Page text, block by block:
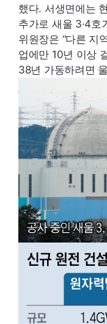
했다. 서생면에는
추가로 새울 3·4호
위원장은 “다른 지
업에만 10년 이상
38년 가동하려면